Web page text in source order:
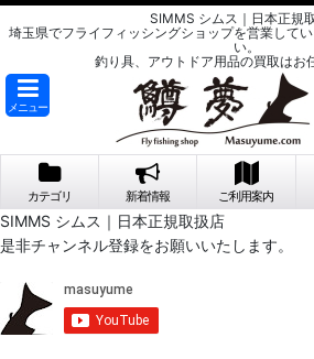
SIMMS シムス｜日本正規
埼玉県でフライフィッシングショップを営業して
い。
釣り具、アウトドア用品の買取はお
メニュー
カテゴリ 新着情報 ご利用案内
SIMMS シムス｜日本正規取扱店
是非チャンネル登録をお願いいたします。